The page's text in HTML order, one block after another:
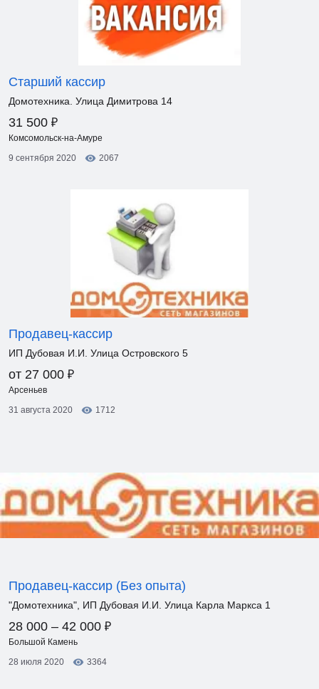
Старший кассир
Домотехника. Улица Димитрова 14
31 500 ₽
Комсомольск-на-Амуре
9 сентября 2020
2067
Продавец-кассир
ИП Дубовая И.И. Улица Островского 5
от 27 000 ₽
Арсеньев
31 августа 2020
1712
Продавец-кассир (Без опыта)
"Домотехника", ИП Дубовая И.И. Улица Карла Маркса 1
28 000 – 42 000 ₽
Большой Камень
28 июля 2020
3364